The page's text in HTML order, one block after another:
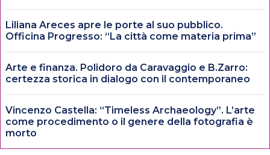
Liliana Areces apre le porte al suo pubblico.
Officina Progresso: “La città come materia prima”
Arte e finanza. Polidoro da Caravaggio e B.Zarro:
certezza storica in dialogo con il contemporaneo
Vincenzo Castella: “Timeless Archaeology”. L’arte
come procedimento o il genere della fotografia è
morto